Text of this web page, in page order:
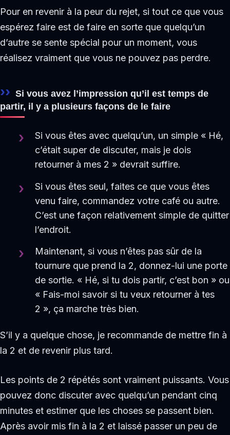
Pour en revenir à la peur du rejet, si tout ce que vous
espérez faire est de faire en sorte que quelqu’un
d’autre se sente spécial pour un moment, vous
réalisez vraiment que vous ne pouvez pas perdre.
Si vous avez l’impression qu’il est temps de
partir, il y a plusieurs façons de le faire
Si vous êtes avec quelqu’un, un simple « Hé,
c’était super de discuter, mais je dois
retourner à mes 2 » devrait suffire.
Si vous êtes seul, faites ce que vous êtes
venu faire, commandez votre café ou autre.
C’est une façon relativement simple de quitter
l’endroit.
Maintenant, si vous n’êtes pas sûr de la
tournure que prend la 2, donnez-lui une porte
de sortie. « Hé, si tu dois partir, c’est bon » ou
« Fais-moi savoir si tu veux retourner à tes
2 », ça marche très bien.
S’il y a quelque chose, je recommande de mettre fin à
la 2 et de revenir plus tard.
Les points de 2 répétés sont vraiment puissants. Vous
pouvez donc discuter avec quelqu’un pendant cinq
minutes et estimer que les choses se passent bien.
Après avoir mis fin à la 2 et laissé passer un peu de